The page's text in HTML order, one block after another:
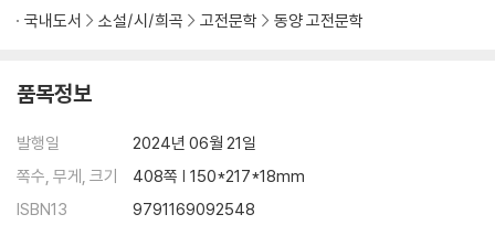
국내도서 소설/시/희곡 고전문학 동양 고전문학
품목정보
발행일
2024년 06월 21일
쪽수, 무게, 크기
408쪽 | 150*217*18mm
ISBN13
9791169092548